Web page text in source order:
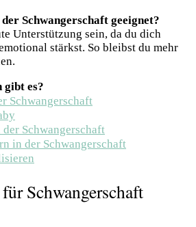
Schwangerschaft geeignet?
Unterstützung sein, da du dich
stärkst. So bleibst du mehr
gibt es?
Schwangerschaft
Schwangerschaft
in der Schwangerschaft
fürSchwangerschaft